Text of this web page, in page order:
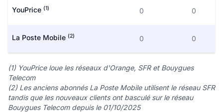
YouPrice (1) 0 0
La Poste Mobile (2) 0 0
(1) YouPrice loue les réseaux d'Orange, SFR et Bouygues
Telecom
(2) Les anciens abonnés La Poste Mobile utilisent le réseau SFR
tandis que les nouveaux clients ont basculé sur le réseau
Bouygues Telecom depuis le 01/10/2025